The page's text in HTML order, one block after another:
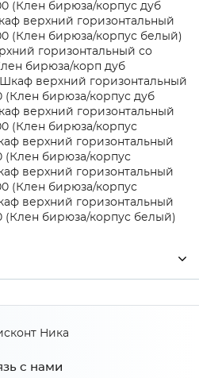
(Клен бирюза/корпус дуб
верхний горизонтальный
(Клен бирюза/корпус белый)
горизонтальный со
бирюза/корп дуб
Шкаф верхний горизонтальный
(Клен бирюза/корпус дуб
верхний горизонтальный
(Клен бирюза/корпус
верхний горизонтальный
(Клен бирюза/корпус
верхний горизонтальный
(Клен бирюза/корпус
верхний горизонтальный
(Клен бирюза/корпус белый)
796
354
16
с нами